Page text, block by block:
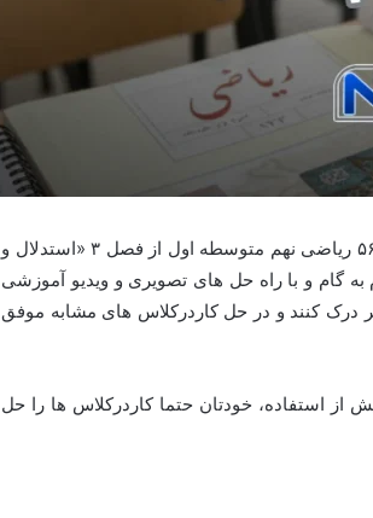
، پاسخ کامل کاردرکلاس و فعالیت صفحه ۵۶ ریاضی نهم متوسطه اول از فصل ۳ «استدلال و
گام و با راه حل های تصویری و ویدیو آموزشی
درک کنند و در حل کاردرکلاس های مشابه موفق
استفاده، خودتان حتما کاردرکلاس ها را حل